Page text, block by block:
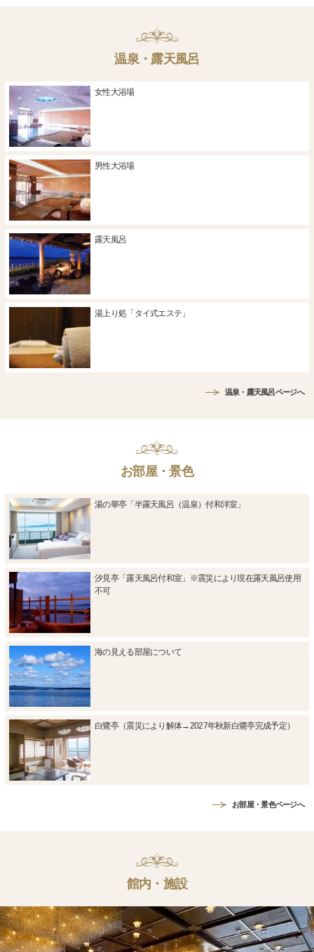
温泉・露天風呂
女性大浴場
男性大浴場
露天風呂
湯上り処「タイ式エステ」
温泉・露天風呂ページへ
お部屋・景色
湯の華亭「半露天風呂（温泉）付和洋室」
汐見亭「露天風呂付和室」※震災により現在露天風呂使用
不可
海の見える部屋について
白鷺亭（震災により解体→2027年秋新白鷺亭完成予定）
お部屋・景色ページへ
館内・施設